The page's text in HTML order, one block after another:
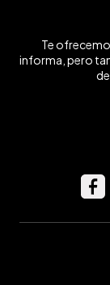
Te
informa, pero